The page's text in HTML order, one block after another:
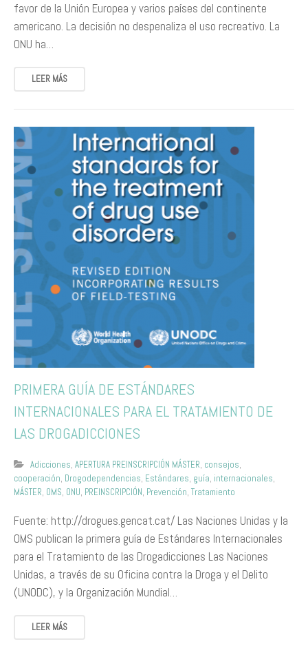
favor de la Unión Europea y varios países del continente
americano. La decisión no despenaliza el uso recreativo. La
ONU ha…
LEER MÁS
PRIMERA GUÍA DE ESTÁNDARES
INTERNACIONALES PARA EL TRATAMIENTO DE
LAS DROGADICCIONES
Adicciones, APERTURA PREINSCRIPCIÓN MÁSTER, consejos,
cooperación, Drogodependencias, Estándares, guía, internacionales,
MÁSTER, OMS, ONU, PREINSCRIPCIÓN, Prevención, Tratamiento
Fuente: http://drogues.gencat.cat/ Las Naciones Unidas y la
OMS publican la primera guía de Estándares Internacionales
para el Tratamiento de las Drogadicciones Las Naciones
Unidas, a través de su Oficina contra la Droga y el Delito
(UNODC), y la Organización Mundial…
LEER MÁS